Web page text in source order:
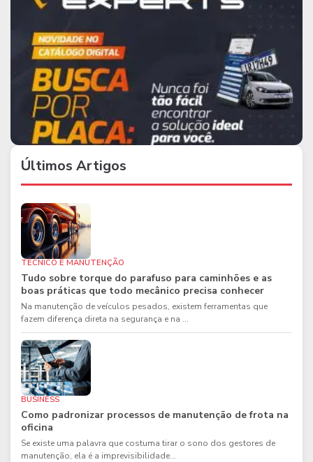
Últimos Artigos
TÉCNICO E MANUTENÇÃO
Tudo sobre torque do parafuso para caminhões e as
boas práticas que todo mecânico precisa conhecer
Na manutenção de veículos pesados, existem ferramentas que
fazem diferença direta na segurança e na ...
BUSINESS
Como padronizar processos de manutenção de frota na
oficina
Se existe uma palavra que costuma tirar o sono dos gestores de
manutenção, ela é a imprevisibilidade...